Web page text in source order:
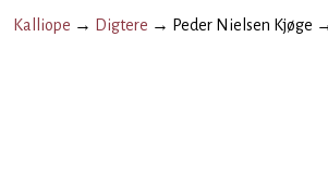
Kalliope → Digtere → Peder Nielsen Kjøge